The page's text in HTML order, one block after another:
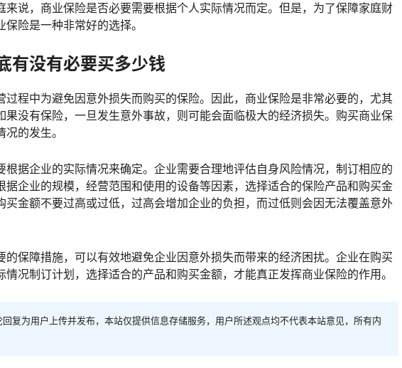
来说，商业保险是否必要需要根据个人实际情况而定。但是，为了保障家庭财
险是一种非常好的选择。
有没有必要买多少钱
过程中为避免因意外损失而购买的保险。因此，商业保险是非常必要的，尤其
果没有保险，一旦发生意外事故，则可能会面临极大的经济损失。购买商业保
的发生。
根据企业的实际情况来确定。企业需要合理地评估自身风险情况，制订相应的
据企业的规模，经营范围和使用的设备等因素，选择适合的保险产品和购买金
买金额不要过高或过低，过高会增加企业的负担，而过低则会因无法覆盖意外
的保障措施，可以有效地避免企业因意外损失而带来的经济困扰。企业在购买
况制订计划，选择适合的产品和购买金额，才能真正发挥商业保险的作用。
复为用户上传并发布，本站仅提供信息存储服务，用户所述观点均不代表本站意见，所有内